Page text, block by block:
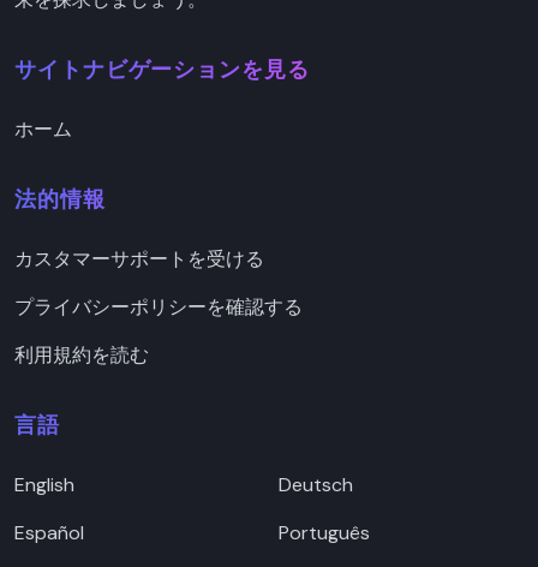
サイトナビゲーションを見る
ホーム
法的情報
カスタマーサポートを受ける
プライバシーポリシーを確認する
利用規約を読む
言語
English
Deutsch
Español
Português